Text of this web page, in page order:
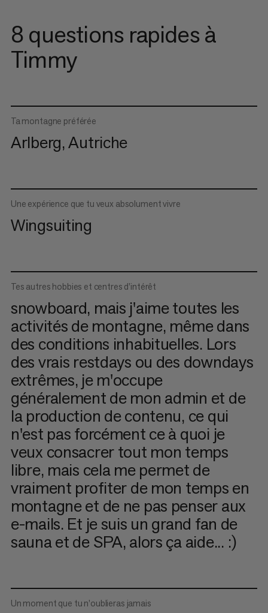
8 questions rapides à
Timmy
Ta montagne préférée
Arlberg, Autriche
Une expérience que tu veux absolument vivre
Wingsuiting
Tes autres hobbies et centres d’intérêt
snowboard, mais j'aime toutes les
activités de montagne, même dans
des conditions inhabituelles. Lors
des vrais restdays ou des downdays
extrêmes, je m'occupe
généralement de mon admin et de
la production de contenu, ce qui
n'est pas forcément ce à quoi je
veux consacrer tout mon temps
libre, mais cela me permet de
vraiment profiter de mon temps en
montagne et de ne pas penser aux
e-mails. Et je suis un grand fan de
sauna et de SPA, alors ça aide... :)
Un moment que tu n’oublieras jamais